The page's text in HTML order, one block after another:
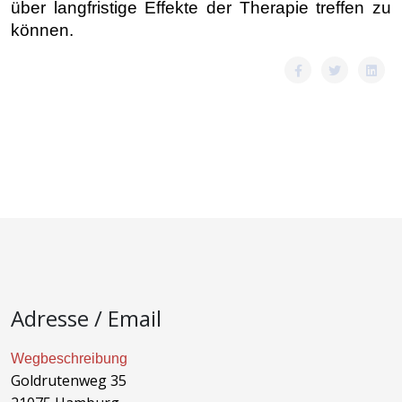
über langfristige Effekte der Therapie treffen zu
können.
Adresse / Email
Wegbeschreibung
Goldrutenweg 35